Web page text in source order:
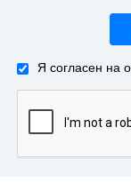
Я согласен на